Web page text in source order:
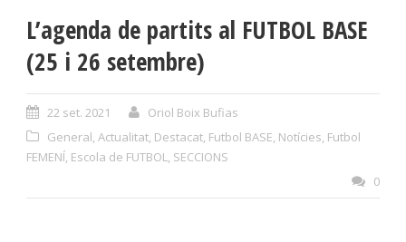
L’agenda de partits al FUTBOL BASE
(25 i 26 setembre)
22 set. 2021
Oriol Boix Bufias
General, Actualitat, Destacat, Futbol BASE, Notícies, Futbol
FEMENÍ, Escola de FUTBOL, SECCIONS
0